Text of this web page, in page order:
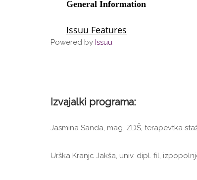
Powered by Issuu
Izvajalki programa:
Jasmina Sanda, mag. ZDŠ, terapevtka
Urška Kranjc Jakša, univ. dipl. fil,